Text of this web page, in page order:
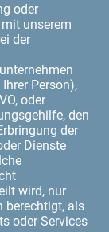
oder
unserem
der
Person),
oder
den
der
Dienste
wird, nur
berechtigt, als
oder Services